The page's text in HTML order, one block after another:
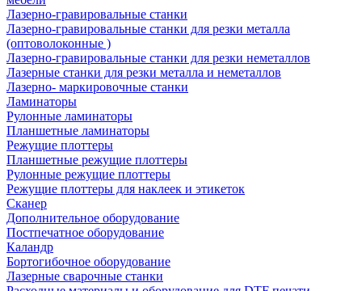
Лазерно-гравировальные станки
Лазерно-гравировальные станки для резки металла
(оптоволоконные )
Лазерно-гравировальные станки для резки неметаллов
Лазерные станки для резки металла и неметаллов
Лазерно- маркировочные станки
Ламинаторы
Рулонные ламинаторы
Планшетные ламинаторы
Режущие плоттеры
Планшетные режущие плоттеры
Рулонные режущие плоттеры
Режущие плоттеры для наклеек и этикеток
Сканер
Дополнительное оборудование
Постпечатное оборудование
Каландр
Бортогибочное оборудование
Лазерные сварочные станки